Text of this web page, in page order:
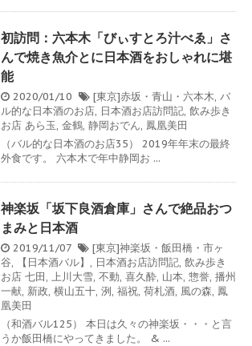
初訪問：六本木「びぃすとろ汁べゑ」さ
んで焼き魚介とに日本酒をおしゃれに堪
能
2020/01/10 [東京]赤坂・青山・六本木, バ
ル的な日本酒のお店, 日本酒お店訪問記, 飲み歩き
お店 あら玉, 金鶴, 静岡おでん, 鳳凰美田
（バル的な日本酒のお店35） 2019年年末の最終
外食です。 六本木で年中静岡お ...
神楽坂「坂下良酒倉庫」さんで絶品おつ
まみと日本酒
2019/11/07
[東京]神楽坂・飯田橋・市ヶ
谷, 【日本酒バル】 , 日本酒お店訪問記, 飲み歩き
お店 七田, 上川大雪, 不動, 喜久酔, 山本, 惣誉, 播州
一献, 新政, 横山五十, 洌, 福祝, 荷札酒, 風の森, 鳳
凰美田
（和酒バル125） 本日は久々の神楽坂・・・と言
うか飯田橋にやってきました。 & ...